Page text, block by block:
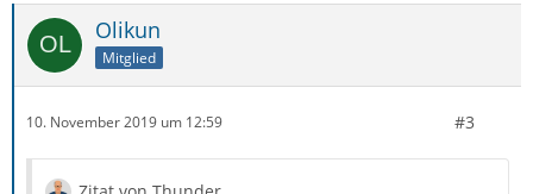
Olikun
Mitglied
10. November 2019 um 12:59 #3